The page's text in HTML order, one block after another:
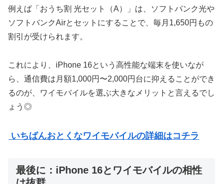
例えば「おうち割 光セット（A）」は、ソフトバンク光や
ソフトバンクAirとセットにすることで、毎月1,650円もの
割引が受けられます。
これにより、iPhone 16という高性能な端末を使いなが
ら、通信費は月額1,000円〜2,000円台に抑えることができ
るのが、ワイモバイルを選ぶ大きなメリットと言えるでし
ょう◎
いちばんおとくなワイモバイルの詳細はコチラ
最後に：iPhone 16とワイモバイルの相性